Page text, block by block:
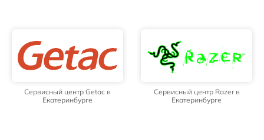
Сервисный центр Getac в
Екатеринбурге
Сервисный центр Razer в
Екатеринбурге